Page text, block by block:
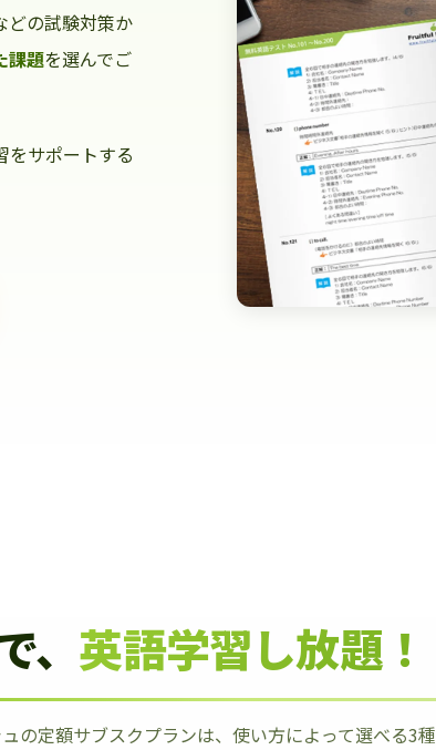
どの試験対策か
課題を選んでご
をサポートする
英語学習し放題！
の定額サブスクプランは、使い方によって選べる3